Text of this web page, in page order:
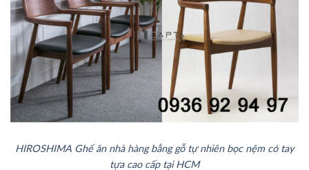
HIROSHIMA Ghế ăn nhà hàng bằng gỗ tự nhiên bọc nệm có tay
tựa cao cấp tại HCM